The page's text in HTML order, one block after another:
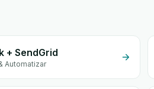
+ SendGrid
Automatizar